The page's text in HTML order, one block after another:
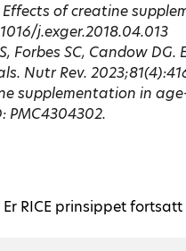
of creatine
j.exger.2018.04.013
Forbes SC, Candow
Nutr Rev.
supplementation in
PMC4304302.
RICE prinsippet